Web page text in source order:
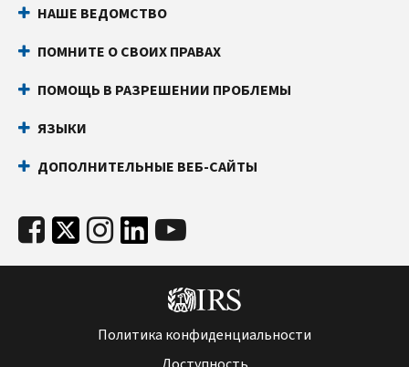
НАШЕ ВЕДОМСТВО
ПОМНИТЕ О СВОИХ ПРАВАХ
ПОМОЩЬ В РАЗРЕШЕНИИ ПРОБЛЕМЫ
ЯЗЫКИ
ДОПОЛНИТЕЛЬНЫЕ ВЕБ-САЙТЫ
Политика конфиденциальности